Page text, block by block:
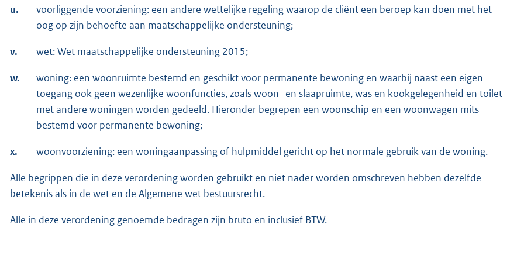
u.
voorliggende voorziening: een andere wettelijke regeling waarop de cliënt een beroep kan doen met het
oog op zijn behoefte aan maatschappelijke ondersteuning;
v. wet: Wet maatschappelijke ondersteuning 2015;
w.
woning: een woonruimte bestemd en geschikt voor permanente bewoning en waarbij naast een eigen
toegang ook geen wezenlijke woonfuncties, zoals woon- en slaapruimte, was en kookgelegenheid en toilet
met andere woningen worden gedeeld. Hieronder begrepen een woonschip en een woonwagen mits
bestemd voor permanente bewoning;
x. woonvoorziening: een woningaanpassing of hulpmiddel gericht op het normale gebruik van de woning.
Alle begrippen die in deze verordening worden gebruikt en niet nader worden omschreven hebben dezelfde
betekenis als in de wet en de Algemene wet bestuursrecht.
Alle in deze verordening genoemde bedragen zijn bruto en inclusief BTW.